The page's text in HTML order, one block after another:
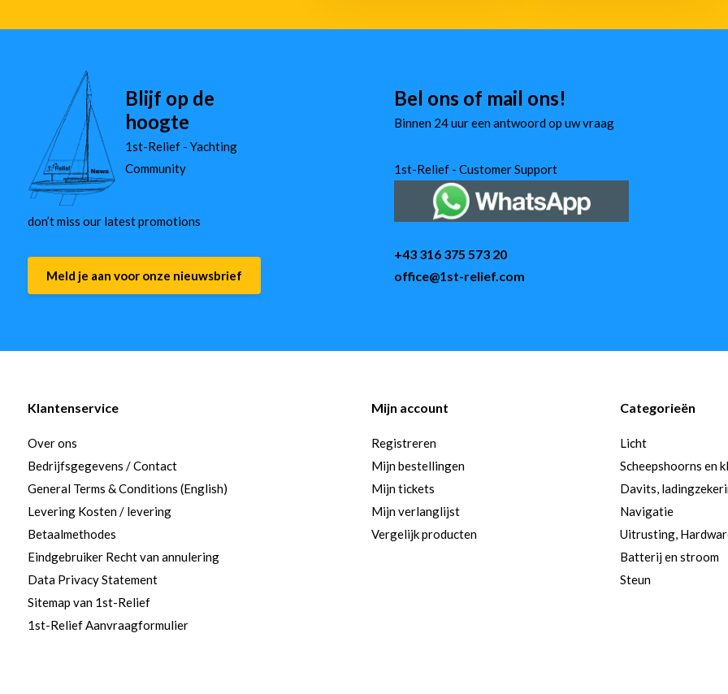
Blijf op de
hoogte
1st-Relief - Yachting
Community
don’t miss our latest promotions
Meld je aan voor onze nieuwsbrief
Bel ons of mail ons!
Binnen 24 uur een antwoord op uw vraag
1st-Relief - Customer Support
+43 316 375 573 20
office@1st-relief.com
Klantenservice
Over ons
Bedrijfsgegevens / Contact
General Terms & Conditions (English)
Levering Kosten / levering
Betaalmethodes
Eindgebruiker Recht van annulering
Data Privacy Statement
Sitemap van 1st-Relief
1st-Relief Aanvraagformulier
Mijn account
Registreren
Mijn bestellingen
Mijn tickets
Mijn verlanglijst
Vergelijk producten
Categorieën
Licht
Scheepshoorns en
Davits,
Navigatie
Uitrusting,
Batterij en stroom
Steun